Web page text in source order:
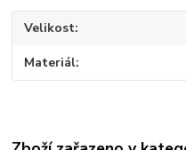
Velikost
Materiál